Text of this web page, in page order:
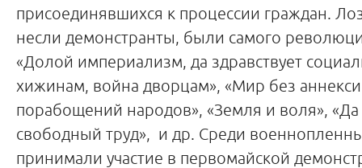
присоединявшихся к процессии граждан.
несли демонстранты, были самого
«Долой империализм, да здравствует
хижинам, война дворцам», «Мир без
порабощений народов», «Земля и воля», «Да
свободный труд», и др. Среди
принимали участие в первомайской